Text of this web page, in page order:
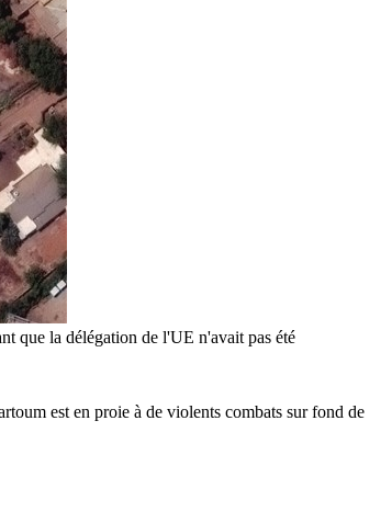
que la délégation de l'UE n'avait pas été
est en proie à de violents combats sur fond de